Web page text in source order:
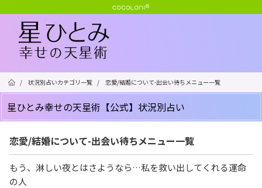
/ 状況別占いカテゴリ一覧 / 恋愛/結婚について-出会い待ちメニュー一覧
星ひとみ幸せの天星術【公式】状況別占い
恋愛/結婚について-出会い待ちメニュー一覧
もう、淋しい夜とはさようなら…私を救い出してくれる運命
の人